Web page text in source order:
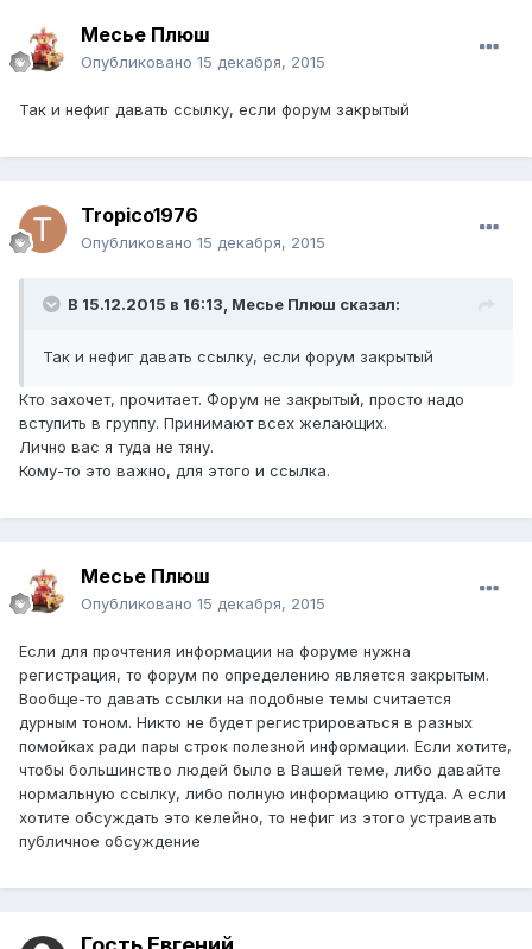
Месье Плюш
Опубликовано 15 декабря, 2015
Так и нефиг давать ссылку, если форум закрытый
Tropico1976
Опубликовано 15 декабря, 2015
В 15.12.2015 в 16:13, Месье Плюш сказал:
Так и нефиг давать ссылку, если форум закрытый
Кто захочет, прочитает. Форум не закрытый, просто надо
вступить в группу. Принимают всех желающих.
Лично вас я туда не тяну.
Кому-то это важно, для этого и ссылка.
Месье Плюш
Опубликовано 15 декабря, 2015
Если для прочтения информации на форуме нужна
регистрация, то форум по определению является закрытым.
Вообще-то давать ссылки на подобные темы считается
дурным тоном. Никто не будет регистрироваться в разных
помойках ради пары строк полезной информации. Если хотите,
чтобы большинство людей было в Вашей теме, либо давайте
нормальную ссылку, либо полную информацию оттуда. А если
хотите обсуждать это келейно, то нефиг из этого устраивать
публичное обсуждение